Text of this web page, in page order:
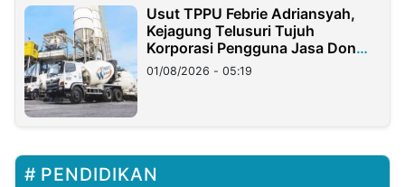
Usut TPPU Febrie Adriansyah,
Kejagung Telusuri Tujuh
Korporasi Pengguna Jasa Don
Ritto
01/08/2026 - 05:19
PENDIDIKAN